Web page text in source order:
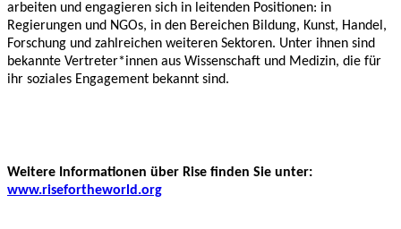
arbeiten und engagieren sich in leitenden Positionen: in
Regierungen und NGOs, in den Bereichen Bildung, Kunst, Handel,
Forschung und zahlreichen weiteren Sektoren. Unter ihnen sind
bekannte Vertreter*innen aus Wissenschaft und Medizin, die für
ihr soziales Engagement bekannt sind.
Weitere Informationen über Rise finden Sie unter:
www.risefortheworld.org